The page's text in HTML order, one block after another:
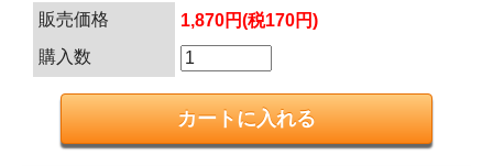
販売価格
1,870円(税170円)
購入数